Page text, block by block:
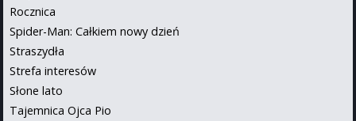
Rocznica
Spider-Man: Całkiem nowy dzień
Straszydła
Strefa interesów
Słone lato
Tajemnica Ojca Pio